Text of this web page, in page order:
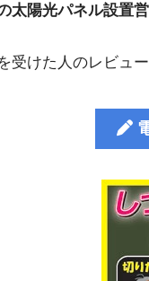
太陽光パネル設置
受けた人のレビュ